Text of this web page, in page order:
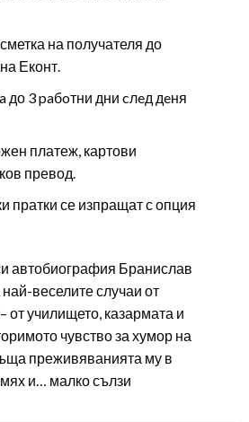
на получателя до
Еконт.
до 3 paбoтни дни cлeд дeня
платеж, картови
превод.
пратки се изпращат с опция
автобиография Бранислав
веселите случаи от
от училището, казармата и
чувство за хумор на
преживяванията му в
и… малко сълзи